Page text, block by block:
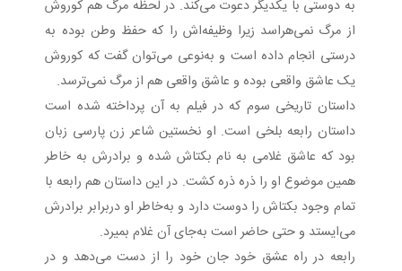
به دوستی با یکدیگر دعوت می‌کند. در لحظه مرگ هم کوروش
از مرگ نمی‌هراسد زیرا وظیفه‌اش را که حفظ وطن بوده به
درستی انجام داده است و به‌نوعی می‌توان گفت که کوروش
یک عاشق واقعی بوده و عاشق واقعی هم از مرگ نمی‌ترسد.
داستان تاریخی سوم که در فیلم به آن پرداخته شده است
داستان رابعه بلخی است. او نخستین شاعر زن پارسی زبان
بود که عاشق غلامی به نام بکتاش شده و برادرش به خاطر
همین موضوع او را ذره ذره کشت. در این داستان هم رابعه با
تمام وجود بکتاش را دوست دارد و به‌خاطر او دربرابر برادرش
می‌ایستد و حتی حاضر است به‌جای آن غلام بمیرد.
رابعه در راه عشق خود جان خود را از دست می‌دهد و در